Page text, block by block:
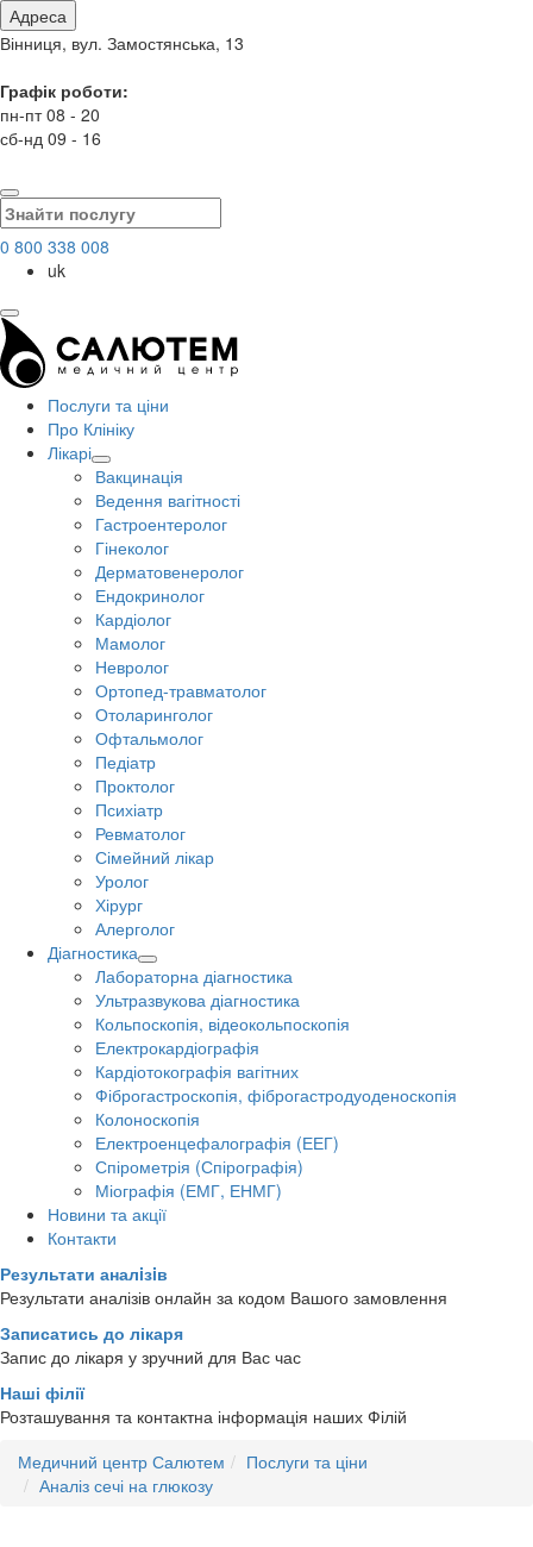
Адреса
Вінниця, вул. Замостянська, 13
Графік роботи:
пн-пт 08 - 20
сб-нд 09 - 16
0 800 338 008
uk
Послуги та ціни
Про Клініку
Лікарі
Вакцинація
Ведення вагітності
Гастроентеролог
Гінеколог
Дерматовенеролог
Ендокринолог
Кардіолог
Мамолог
Невролог
Ортопед-травматолог
Отоларинголог
Офтальмолог
Педіатр
Проктолог
Психіатр
Ревматолог
Сімейний лікар
Уролог
Хірург
Алерголог
Діагностика
Лабораторна діагностика
Ультразвукова діагностика
Кольпоскопія, відеокольпоскопія
Електрокардіографія
Кардіотокографія вагітних
Фіброгастроскопія, фіброгастродуоденоскопія
Колоноскопія
Електроенцефалографія (ЕЕГ)
Спірометрія (Спірографія)
Міографія (ЕМГ, ЕНМГ)
Новини та акції
Контакти
Результати аналiзiв
Результати аналізів онлайн за кодом Вашого замовлення
Записатись до лікаря
Запис до лікаря у зручний для Вас час
Наші філії
Розташування та контактна інформація наших Філій
Медичний центр Салютем
Послуги та ціни
Аналіз сечі на глюкозу